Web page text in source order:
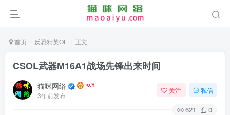
首页 反恐精英OL 正文
CSOL武器M16A1战场先锋出来时间
猫咪网络
3年前发布
关注 私信
621 0